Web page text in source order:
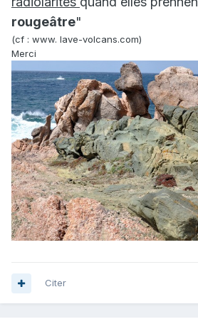
rougeâtre"
(cf : www. lave-volcans.com)
Merci
Citer